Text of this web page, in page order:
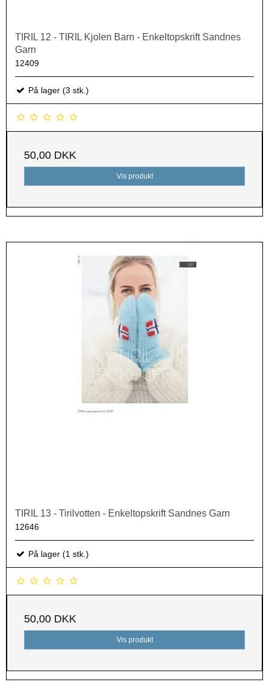
TIRIL 12 - TIRIL Kjolen Barn - Enkeltopskrift Sandnes
Garn
12409
På lager (3 stk.)
50,00 DKK
Vis produkt
TIRIL 13 - Tirilvotten - Enkeltopskrift Sandnes Garn
12646
På lager (1 stk.)
50,00 DKK
Vis produkt